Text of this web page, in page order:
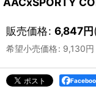
販売価格: 6,847円
希望小売価格: 9,130円